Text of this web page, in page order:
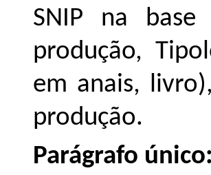
SNIP na
produção,
em anais,
produção.
Parágrafo único: